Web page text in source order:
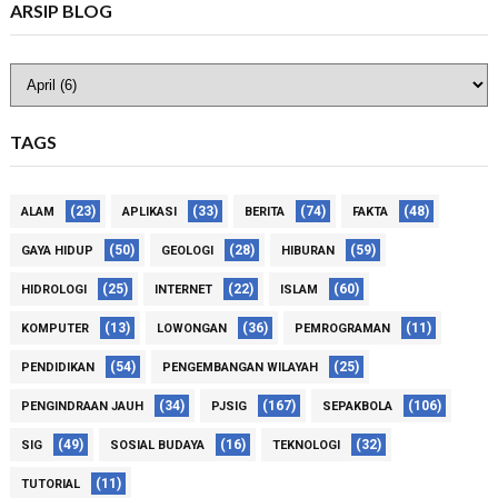
ARSIP BLOG
TAGS
ALAM (23) APLIKASI (33) BERITA (74) FAKTA (48)
GAYA HIDUP (50) GEOLOGI (28) HIBURAN (59)
HIDROLOGI (25) INTERNET (22) ISLAM (60)
KOMPUTER (13) LOWONGAN (36) PEMROGRAMAN (11)
PENDIDIKAN (54) PENGEMBANGAN WILAYAH (25)
PENGINDRAAN JAUH (34) PJSIG (167) SEPAKBOLA (106)
SIG (49) SOSIAL BUDAYA (16) TEKNOLOGI (32)
TUTORIAL (11)